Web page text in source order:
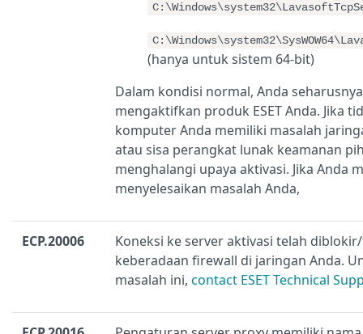
(hanya untuk sistem 64-bit)
Dalam kondisi normal, Anda
mengaktifkan produk ESET Anda. Jika
komputer Anda memiliki masalah
atau sisa perangkat lunak keamanan
menghalangi upaya aktivasi. Jika Anda
menyelesaikan masalah Anda,
ECP.20006
Koneksi ke server aktivasi telah
keberadaan firewall di jaringan Anda.
masalah ini, contact ESET Technical